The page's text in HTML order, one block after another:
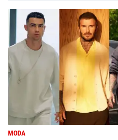
MODA